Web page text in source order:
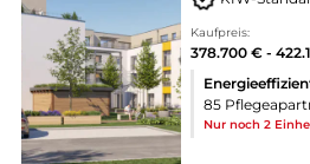
Kaufpreis:
378.700 € -
85
Nur noch 2